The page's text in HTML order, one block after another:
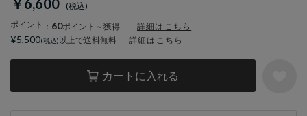
￥6,600
ポイント ： 60ポイント～獲得 詳細はこちら
カートに入れる
¥5,500 以上で送料無料 詳細はこちら